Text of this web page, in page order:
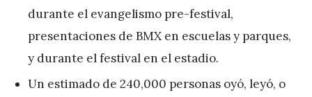
durante el evangelismo pre-festival,
presentaciones de BMX en escuelas y parques,
y durante el festival en el estadio.
Un estimado de 240,000 personas oyó, leyó, o